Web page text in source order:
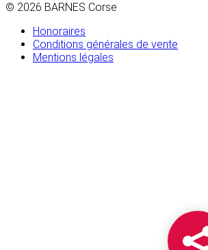
© 2026 BARNES Corse
Honoraires
Conditions générales de vente
Mentions légales